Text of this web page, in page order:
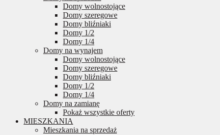
Domy wolnostojące
Domy szeregowe
Domy bliźniaki
Domy 1/2
Domy 1/4
Domy na wynajem
Domy wolnostojące
Domy szeregowe
Domy bliźniaki
Domy 1/2
Domy 1/4
Domy na zamianę
Pokaż wszystkie oferty
MIESZKANIA
Mieszkania na sprzedaż